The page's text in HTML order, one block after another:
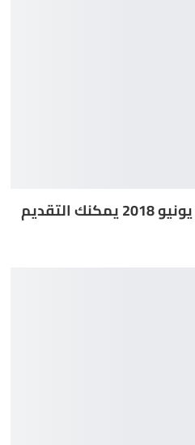
منح دراسية مجانية لشهر يونيو 2018 يمكنك التقديم